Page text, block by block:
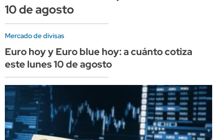
10 de agosto
Mercado de divisas
Euro hoy y Euro blue hoy: a cuánto cotiza
este lunes 10 de agosto